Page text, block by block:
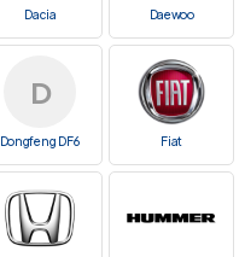
Dacia Daewoo
D
Dongfeng DF6 Fiat